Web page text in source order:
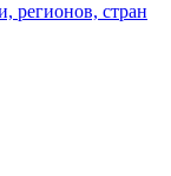
регионов, стран